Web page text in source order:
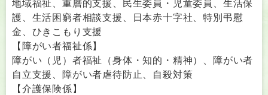
地域福祉、重層的支援、民生委員・児童委員、生活保
護、生活困窮者相談支援、日本赤十字社、特別弔慰
金、ひきこもり支援
【障がい者福祉係】
障がい（児）者福祉（身体・知的・精神）、障がい者
自立支援、障がい者虐待防止、自殺対策
【介護保険係】